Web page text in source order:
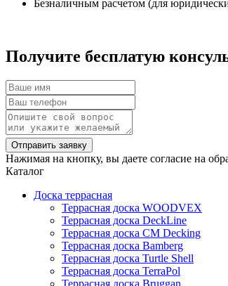
Безналичным расчетом (для
Получите бесплатую
Нажимая на кнопку, вы даете согласие на
Каталог
Доска террасная
Террасная доска WOODVEX
Террасная доска DeckLine
Террасная доска CM Decking
Террасная доска Bamberg
Террасная доска Turtle Shell
Террасная доска TerraPol